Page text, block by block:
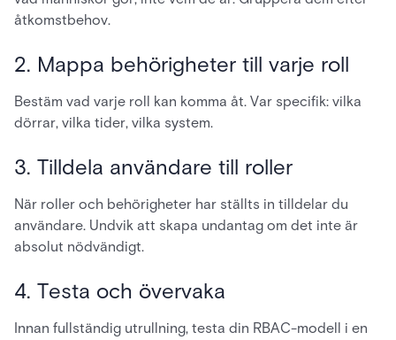
åtkomstbehov.
2. Mappa behörigheter till varje roll
Bestäm vad varje roll kan komma åt. Var specifik: vilka
dörrar, vilka tider, vilka system.
3. Tilldela användare till roller
När roller och behörigheter har ställts in tilldelar du
användare. Undvik att skapa undantag om det inte är
absolut nödvändigt.
4. Testa och övervaka
Innan fullständig utrullning, testa din RBAC-modell i en